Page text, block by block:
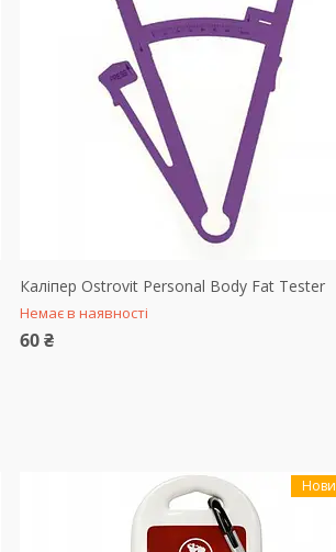
Каліпер Ostrovit Personal Body Fat Tester
Немає в наявності
60 ₴